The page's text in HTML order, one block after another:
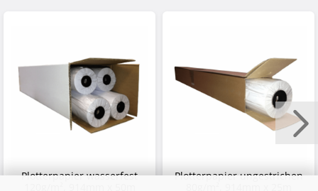
Plotterpapier wasserfest
Plotterpapier ungestrichen